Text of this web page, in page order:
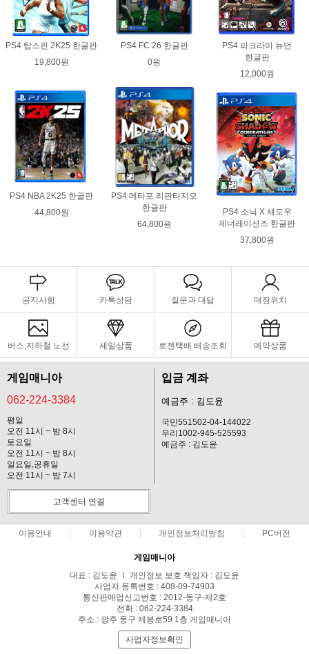
PS4 탑스핀 2K25 한글판
19,800원
PS4 FC 26 한글판
0원
PS4 파크라이 뉴던
한글판
12,000원
PS4 NBA 2K25 한글판
44,800원
PS4 메타포 리판타지오
한글판
64,800원
PS4 소닉 X 섀도우
제너레이션즈 한글판
37,800원
공지사항 카톡상담 질문과 대답 매장위치
버스,지하철 노선 세일상품 로젠택배 배송조회 예약상품
게임매니아
062-224-3384
평일
오전 11시 ~ 밤 8시
토요일
오전 11시 ~ 밤 8시
일요일,공휴일
오전 11시 ~ 밤 7시
입금 계좌
예금주 : 김도윤
국민551502-04-144022
우리1002-945-525593
예금주 : 김도윤
고객센터 연결
이용안내 이용약관 개인정보처리방침 PC버전
게임매니아
대표 : 김도윤 ㅣ 개인정보 보호 책임자 : 김도윤
사업자 등록번호 : 408-09-74903
통신판매업신고번호 : 2012-동구-제2호
전화 : 062-224-3384
주소 : 광주 동구 제봉로59 1층 게임매니아
사업자정보확인